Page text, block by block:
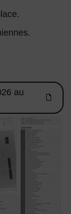
sur le
au